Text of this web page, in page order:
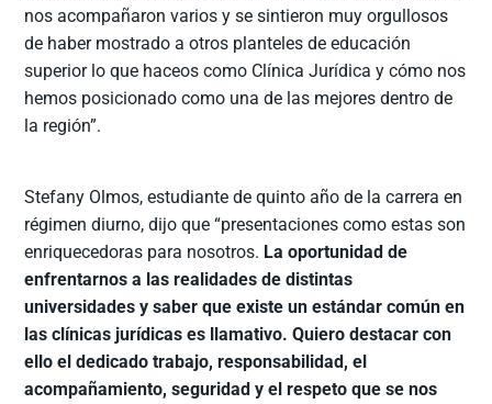
nos acompañaron varios y se sintieron muy orgullosos
de haber mostrado a otros planteles de educación
superior lo que haceos como Clínica Jurídica y cómo nos
hemos posicionado como una de las mejores dentro de
la región”.
Stefany Olmos, estudiante de quinto año de la carrera en
régimen diurno, dijo que “presentaciones como estas son
enriquecedoras para nosotros. La oportunidad de
enfrentarnos a las realidades de distintas
universidades y saber que existe un estándar común en
las clínicas jurídicas es llamativo. Quiero destacar con
ello el dedicado trabajo, responsabilidad, el
acompañamiento, seguridad y el respeto que se nos